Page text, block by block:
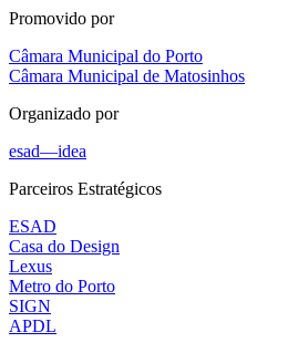
Promovido por
Câmara Municipal do Porto
Câmara Municipal de Matosinhos
Organizado por
esad—idea
Parceiros Estratégicos
ESAD
Casa do Design
Lexus
Metro do Porto
SIGN
APDL